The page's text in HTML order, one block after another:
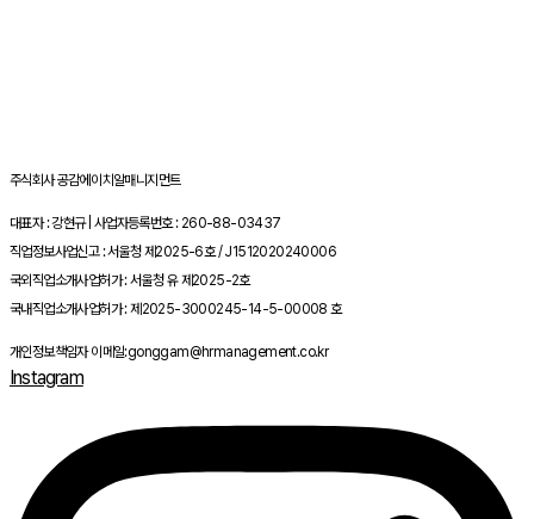
주식회사 공감에이치알매니지먼트
대표자 : 강현규 | 사업자등록번호 : 260-88-03437
직업정보사업신고 : 서울청 제2025-6호 / J1512020240006
국외직업소개사업허가 : 서울청 유 제2025-2호
국내직업소개사업허가 : 제2025-3000245-14-5-00008 호
개인정보책임자 이메일:gonggam@hrmanagement.co.kr
Instagram